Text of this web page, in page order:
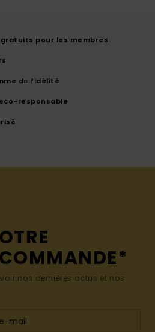
pour les membres
de fidélité
responsable
nos dernières actus et nos